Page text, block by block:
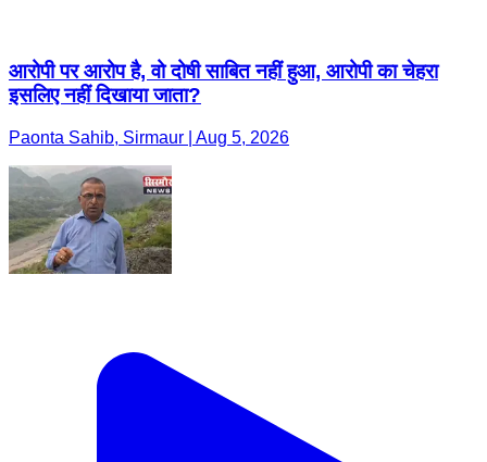
आरोपी पर आरोप है, वो दोषी साबित नहीं हुआ, आरोपी का चेहरा
इसलिए नहीं दिखाया जाता?
Paonta Sahib, Sirmaur | Aug 5, 2026